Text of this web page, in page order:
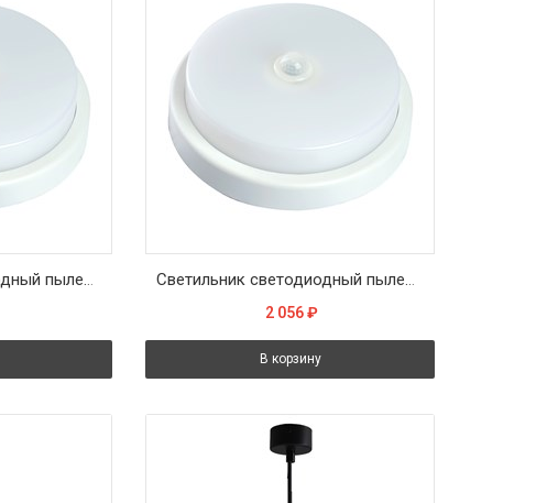
Светильник светодиодный пылевлагозащищённый с ИК-датчиком Feron AL3016 в пластиковом корпусе 12W 6500K IP65 белый Светильник светодиодный пылевлагозащищённый с ИК-датчиком Feron AL3016 в пластиковом корпусе 12W 4000K IP65 белый
2 056 ₽
В корзину